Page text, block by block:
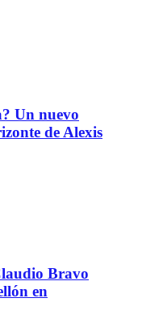
Un nuevo
de Alexis
Bravo
en